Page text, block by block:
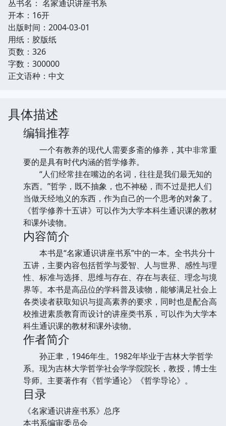
丛书名： 名家通识讲座书系
开本：16开
出版时间：2004-03-01
用纸：胶版纸
页数：326
字数：300000
正文语种：中文
具体描述
编辑推荐
一个有教养的现代人需要多斋的修养，其中非常重
要的是具有时代内涵的哲学修养。
“人们经常挂在嘴边的名词，往往是我们最无知的
东西。”哲学，既不抽象，也不神秘，而不过是把人们
当做天经地义的东西，作为自己的一个思考的对象了。
《哲学修养十五讲》可以作为大学本科生通识课的教材
和课外读物。
内容简介
本书是“名家通识讲座书系”中的一本。全书共分十
五讲，主要内容包括哲学与爱智、人与世界、感性与理
性、标准与选择、思维与存在、存在与表征、理念与境
界等。本书是高品位的学科普及读物，能够满足社会上
各类读者获取知识与提高素养的要求，同时也是配合高
校推进素质教育而设计的讲座类书系，可以作为大学本
科生通识课的教材和课外读物。
作者简介
孙正聿，1946年生。1982年毕业于吉林大学哲学
系。现为吉林大学哲学社会学学院院长，教授，博士生
导师。主要著作有《哲学通论》《哲学导论》。
目录
《名家通识讲座书系》总序
本书系编审委员会